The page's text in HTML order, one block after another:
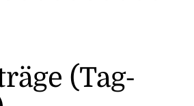
(Tag-